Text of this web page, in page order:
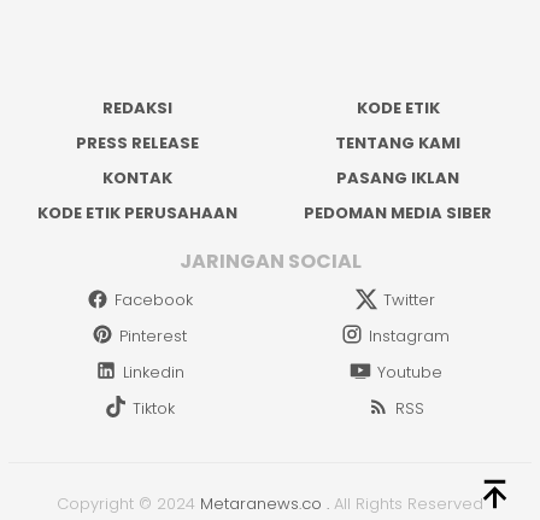
REDAKSI
KODE ETIK
PRESS RELEASE
TENTANG KAMI
KONTAK
PASANG IKLAN
KODE ETIK PERUSAHAAN
PEDOMAN MEDIA SIBER
JARINGAN SOCIAL
Facebook
Twitter
Pinterest
Instagram
Linkedin
Youtube
Tiktok
RSS
Copyright © 2024 Metaranews.co . All Rights Reserved